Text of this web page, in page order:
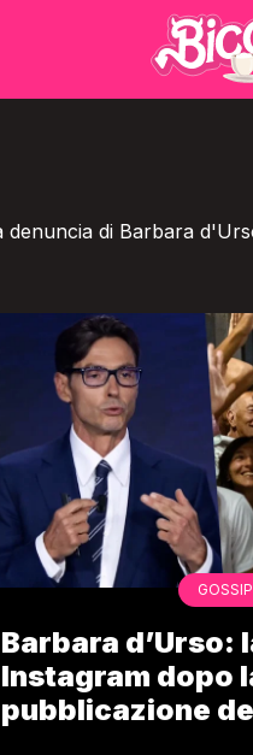
di Barbara
GOSSIP
Barbara d’Urso:
Instagram dopo
pubblicazione